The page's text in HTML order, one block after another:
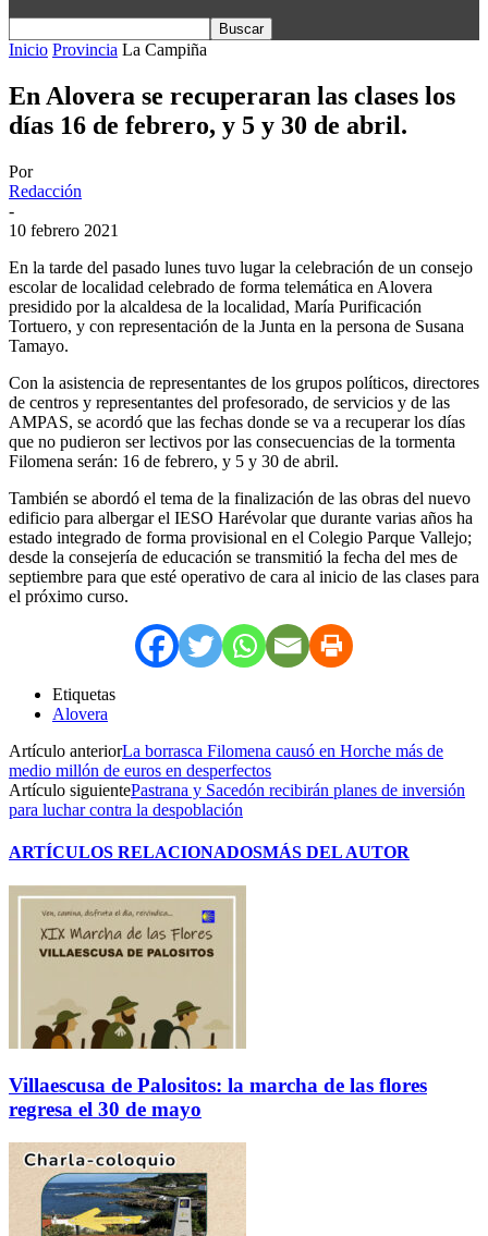
Inicio Provincia La Campiña
En Alovera se recuperaran las clases los
días 16 de febrero, y 5 y 30 de abril.
Por
Redacción
-
10 febrero 2021
En la tarde del pasado lunes tuvo lugar la celebración de un consejo
escolar de localidad celebrado de forma telemática en Alovera
presidido por la alcaldesa de la localidad, María Purificación
Tortuero, y con representación de la Junta en la persona de Susana
Tamayo.
Con la asistencia de representantes de los grupos políticos, directores
de centros y representantes del profesorado, de servicios y de las
AMPAS, se acordó que las fechas donde se va a recuperar los días
que no pudieron ser lectivos por las consecuencias de la tormenta
Filomena serán: 16 de febrero, y 5 y 30 de abril.
También se abordó el tema de la finalización de las obras del nuevo
edificio para albergar el IESO Harévolar que durante varias años ha
estado integrado de forma provisional en el Colegio Parque Vallejo;
desde la consejería de educación se transmitió la fecha del mes de
septiembre para que esté operativo de cara al inicio de las clases para
el próximo curso.
Etiquetas
Alovera
Artículo anteriorLa borrasca Filomena causó en Horche más de
medio millón de euros en desperfectos
Artículo siguientePastrana y Sacedón recibirán planes de inversión
para luchar contra la despoblación
ARTÍCULOS RELACIONADOSMÁS DEL AUTOR
Villaescusa de Palositos: la marcha de las flores
regresa el 30 de mayo